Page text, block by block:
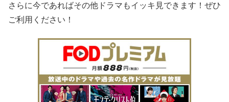
さらに今であればその他ドラマもイッキ見できます！ぜひ
ご利用ください！